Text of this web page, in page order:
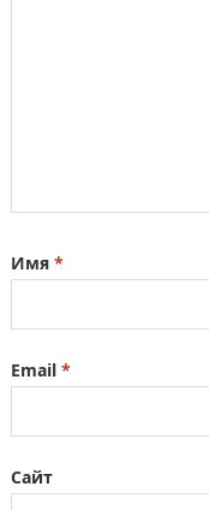
Имя *
Email *
Сайт